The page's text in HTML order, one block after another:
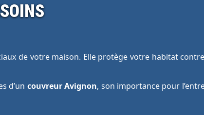
de votre maison. Elle protège votre habitat
d’un couvreur Avignon, son importance pour